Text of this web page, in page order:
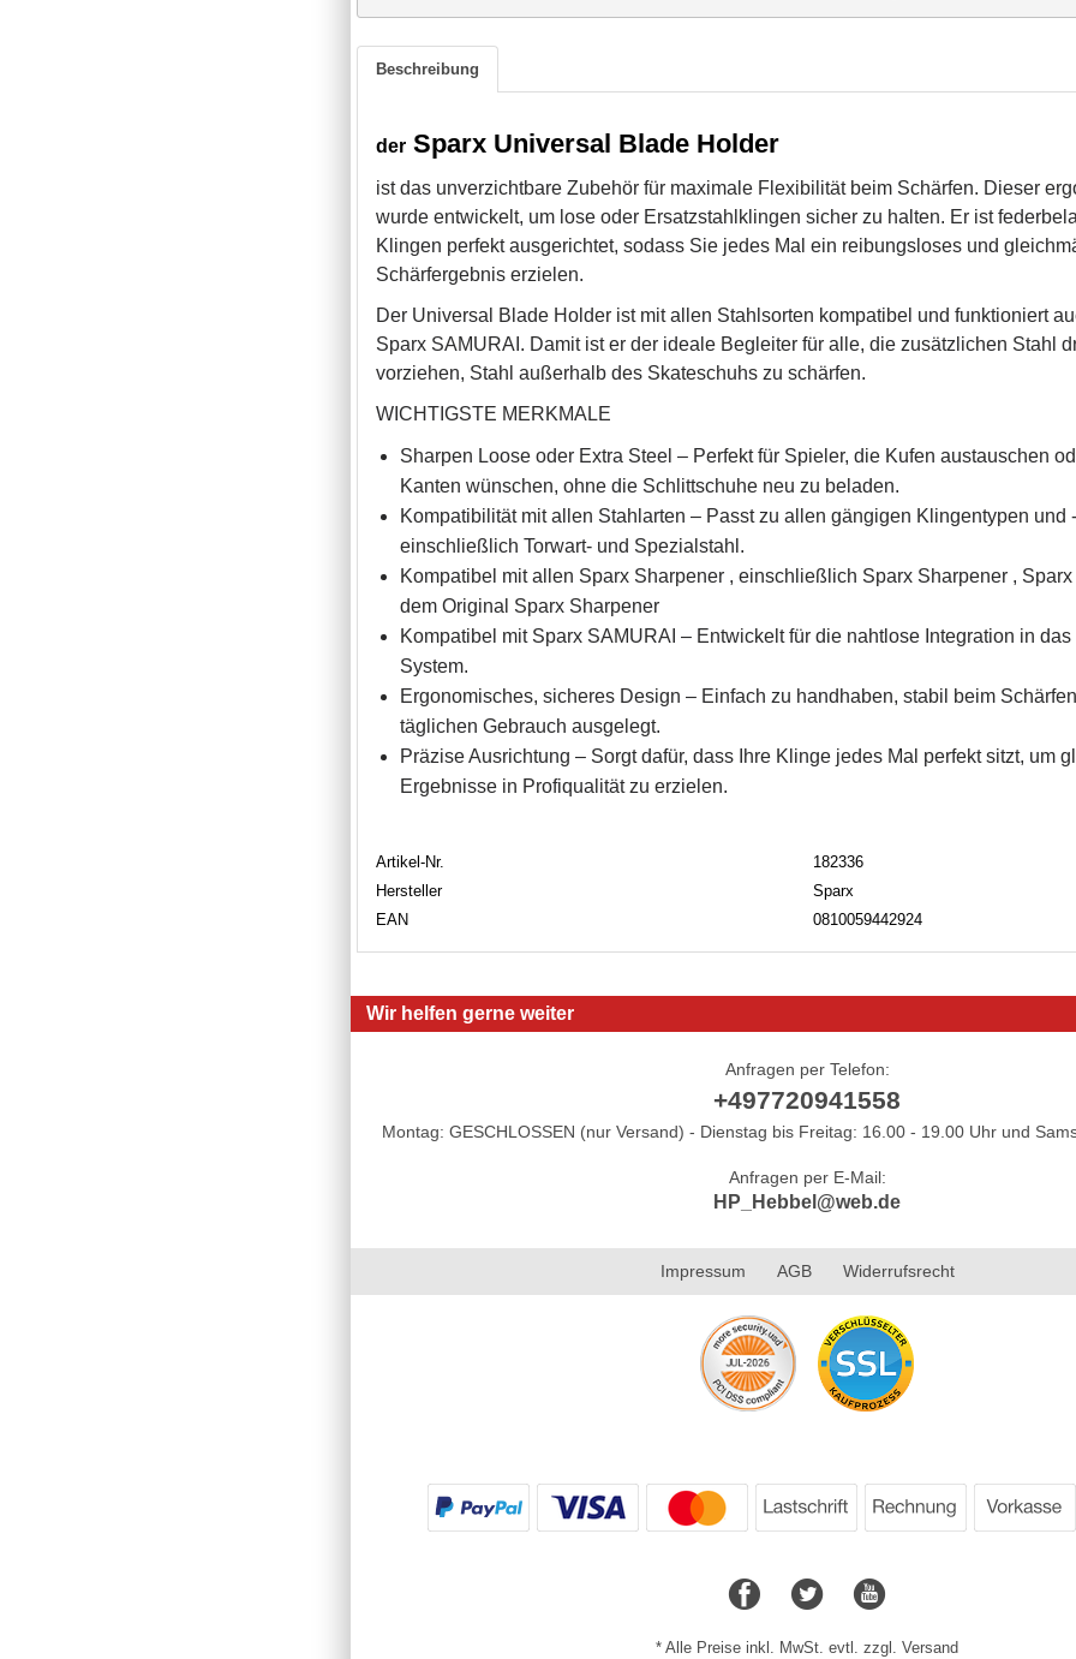
Beschreibung
der Sparx Universal Blade Holder
ist das unverzichtbare Zubehör für maximale Flexibilität beim Schärfen. Dieser
wurde entwickelt, um lose oder Ersatzstahlklingen sicher zu halten. Er ist
Klingen perfekt ausgerichtet, sodass Sie jedes Mal ein reibungsloses und
Schärfergebnis erzielen.
Der Universal Blade Holder ist mit allen Stahlsorten kompatibel und funktioniert
Sparx SAMURAI. Damit ist er der ideale Begleiter für alle, die zusätzlichen Stahl
vorziehen, Stahl außerhalb des Skateschuhs zu schärfen.
WICHTIGSTE MERKMALE
Sharpen Loose oder Extra Steel – Perfekt für Spieler, die Kufen austauschen
Kanten wünschen, ohne die Schlittschuhe neu zu beladen.
Kompatibilität mit allen Stahlarten – Passt zu allen gängigen Klingentypen und
einschließlich Torwart- und Spezialstahl.
Kompatibel mit allen Sparx Sharpener , einschließlich Sparx Sharpener ,
dem Original Sparx Sharpener
Kompatibel mit Sparx SAMURAI – Entwickelt für die nahtlose Integration in
System.
Ergonomisches, sicheres Design – Einfach zu handhaben, stabil beim
täglichen Gebrauch ausgelegt.
Präzise Ausrichtung – Sorgt dafür, dass Ihre Klinge jedes Mal perfekt sitzt, um
Ergebnisse in Profiqualität zu erzielen.
Artikel-Nr.
182336
Hersteller
Sparx
EAN
0810059442924
Wir helfen gerne weiter
Anfragen per Telefon:
+497720941558
Montag: GESCHLOSSEN (nur Versand) - Dienstag bis Freitag: 16.00 - 19.00 Uhr und
Anfragen per E-Mail:
HP_Hebbel@web.de
Impressum AGB Widerrufsrecht
* Alle Preise inkl. MwSt. evtl. zzgl. Versand